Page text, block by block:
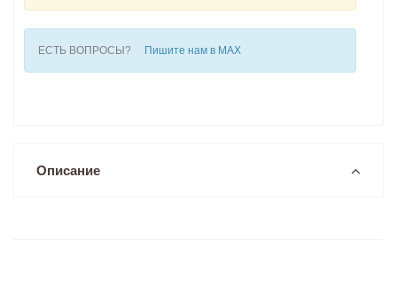
ЕСТЬ ВОПРОСЫ? Пишите нам в MAX
Описание